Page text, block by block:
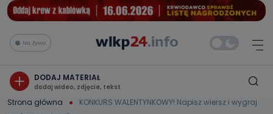
Na żywo
DODAJ MATERIAŁ
dodaj wideo, zdjęcie, tekst
Strona główna
KONKURS WALENTYNKOWY! Napisz wiersz i wygraj